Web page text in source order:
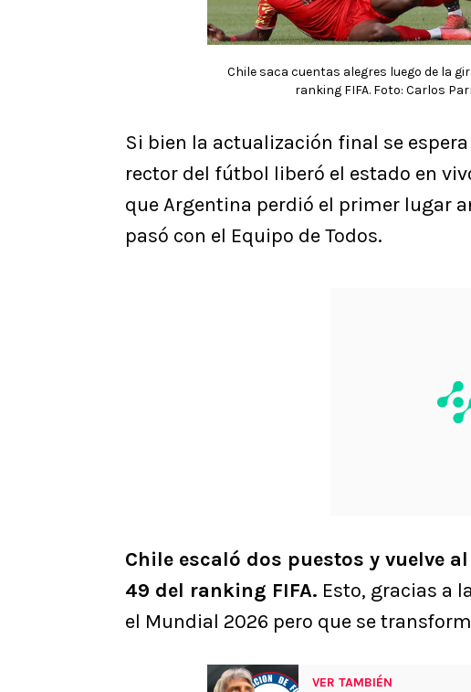
Chile saca cuentas alegres luego de la
ranking FIFA. Foto: Carlos
Si bien la actualización final se
rector del fútbol liberó el estado en
que Argentina perdió el primer lugar
pasó con el Equipo de Todos.
Chile escaló dos puestos y vuelve
49 del ranking FIFA. Esto, gracias a
el Mundial 2026 pero que se
VER TAMBIÉN